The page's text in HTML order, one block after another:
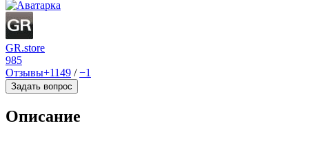
GR.store
985
Отзывы+1149 /−1
Задать вопрос
Описание